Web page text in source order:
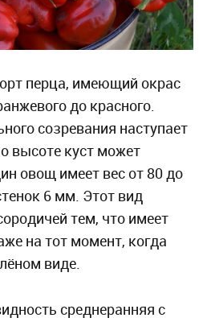
перца, имеющий окрас
до красного.
созревания наступает
высоте куст может
овощ имеет вес от 80 до
6 мм. Этот вид
тем, что имеет
на тот момент, когда
виде.
среднеранняя с